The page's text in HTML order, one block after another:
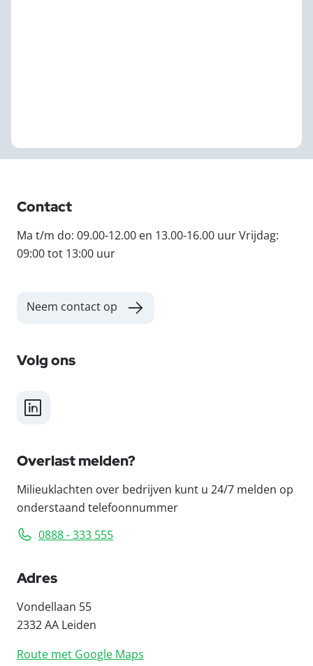
Contact
Ma t/m do: 09.00-12.00 en 13.00-16.00 uur Vrijdag:
09:00 tot 13:00 uur
Neem contact op
Volg ons
LinkedIn
Overlast melden?
Milieuklachten over bedrijven kunt u 24/7 melden op
onderstaand telefoonnummer
0888 - 333 555
Adres
Vondellaan 55
2332 AA Leiden
Route met Google Maps